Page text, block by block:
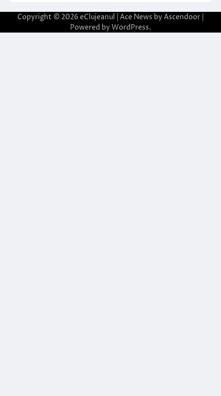
Copyright © 2026 eClujeanul | Ace News by Ascendoor
Powered by WordPress.